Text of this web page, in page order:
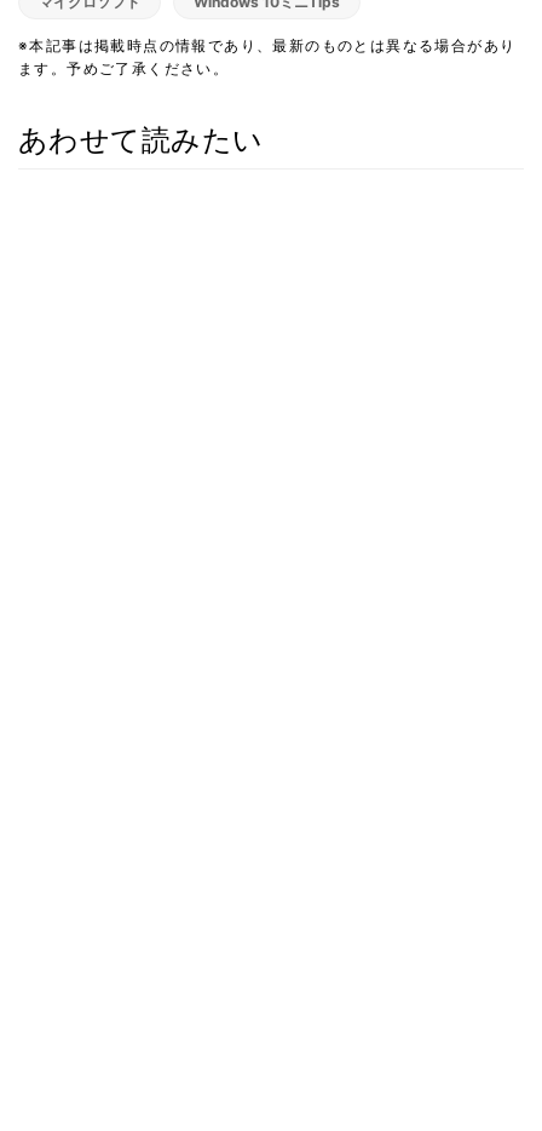
※本記事は掲載時点の情報であり、最新のものとは異なる場合があり
ます。予めご了承ください。
あわせて読みたい